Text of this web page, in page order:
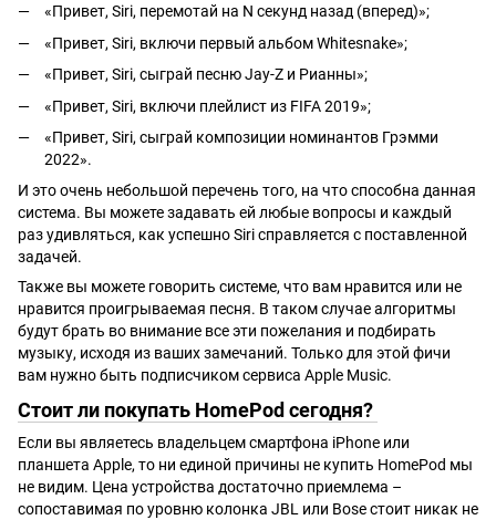
«Привет, Siri, перемотай на N секунд назад (вперед)»;
«Привет, Siri, включи первый альбом Whitesnake»;
«Привет, Siri, сыграй песню Jay-Z и Рианны»;
«Привет, Siri, включи плейлист из FIFA 2019»;
«Привет, Siri, сыграй композиции номинантов Грэмми
2022».
И это очень небольшой перечень того, на что способна данная
система. Вы можете задавать ей любые вопросы и каждый
раз удивляться, как успешно Siri справляется с поставленной
задачей.
Также вы можете говорить системе, что вам нравится или не
нравится проигрываемая песня. В таком случае алгоритмы
будут брать во внимание все эти пожелания и подбирать
музыку, исходя из ваших замечаний. Только для этой фичи
вам нужно быть подписчиком сервиса Apple Music.
Стоит ли покупать HomePod сегодня?
Если вы являетесь владельцем смартфона iPhone или
планшета Apple, то ни единой причины не купить HomePod мы
не видим. Цена устройства достаточно приемлема –
сопоставимая по уровню колонка JBL или Bose стоит никак не